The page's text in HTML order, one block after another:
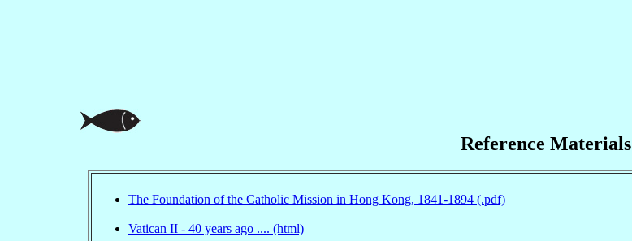
Reference Materials
The Foundation of the Catholic Mission in Hong Kong, 1841-1894 (.pdf)
Vatican II - 40 years ago .... (html)